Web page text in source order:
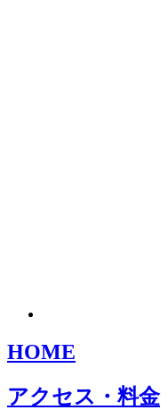
HOME
アクセス・料金